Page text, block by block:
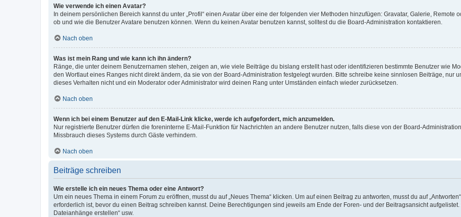
Wie verwende ich einen Avatar?
In deinem persönlichen Bereich kannst du unter „Profil“ einen Avatar über eine der folgenden vier Methoden hinzufügen: Gravatar, Galerie, Remote
ob und wie die Benutzer Avatare benutzen können. Wenn du keinen Avatar benutzen kannst, solltest du die Board-Administration kontaktieren.
Nach oben
Was ist mein Rang und wie kann ich ihn ändern?
Ränge, die unter deinem Benutzernamen stehen, zeigen an, wie viele Beiträge du bislang erstellt hast oder identifizieren bestimmte Benutzer wie
den Wortlaut eines Ranges nicht direkt ändern, da sie von der Board-Administration festgelegt wurden. Bitte schreibe keine sinnlosen Beiträge,
dieses Verhalten nicht und ein Moderator oder Administrator wird deinen Rang unter Umständen einfach wieder zurücksetzen.
Nach oben
Wenn ich bei einem Benutzer auf den E-Mail-Link klicke, werde ich aufgefordert, mich anzumelden.
Nur registrierte Benutzer dürfen die foreninterne E-Mail-Funktion für Nachrichten an andere Benutzer nutzen, falls diese von der Board-
Missbrauch dieses Systems durch Gäste verhindern.
Nach oben
Beiträge schreiben
Wie erstelle ich ein neues Thema oder eine Antwort?
Um ein neues Thema in einem Forum zu eröffnen, musst du auf „Neues Thema“ klicken. Um auf einen Beitrag zu antworten, musst du auf
erforderlich ist, bevor du einen Beitrag schreiben kannst. Deine Berechtigungen sind jeweils am Ende der Foren- und der Beitragsansicht aufgelistet.
Dateianhänge erstellen“ usw.